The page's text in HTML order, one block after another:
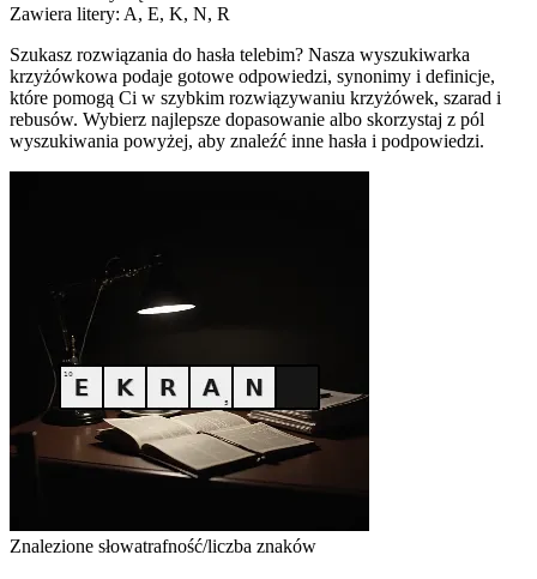
Zawiera litery: A, E, K, N, R
Szukasz rozwiązania do hasła telebim? Nasza wyszukiwarka
krzyżówkowa podaje gotowe odpowiedzi, synonimy i definicje,
które pomogą Ci w szybkim rozwiązywaniu krzyżówek, szarad i
rebusów. Wybierz najlepsze dopasowanie albo skorzystaj z pól
wyszukiwania powyżej, aby znaleźć inne hasła i podpowiedzi.
Znalezione słowatrafność/liczba znaków